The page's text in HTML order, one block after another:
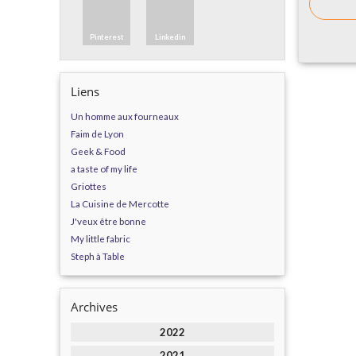
Pinterest Linkedin
Liens
Un homme aux fourneaux
Faim de Lyon
Geek & Food
a taste of my life
Griottes
La Cuisine de Mercotte
J'veux être bonne
My little fabric
Steph à Table
Archives
2022